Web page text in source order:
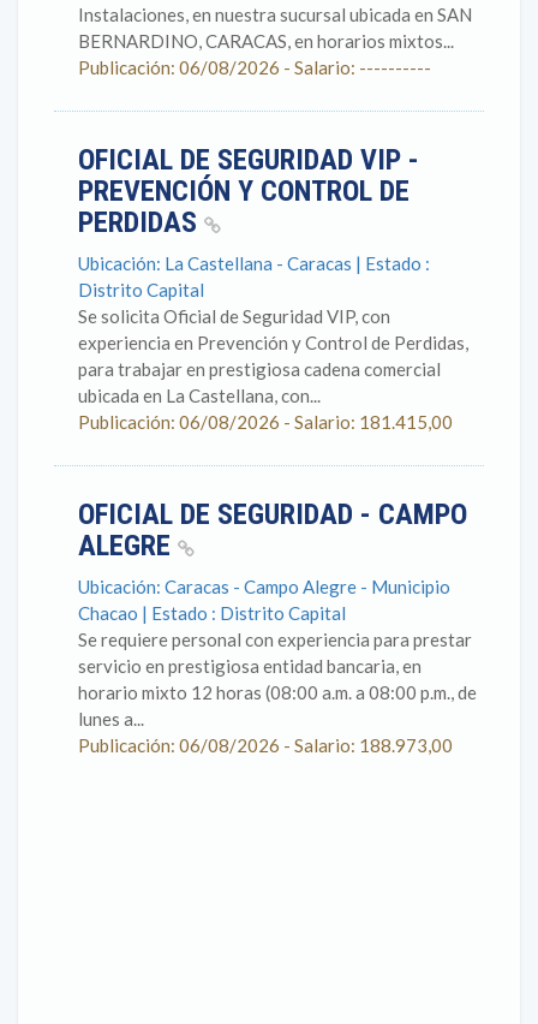
Instalaciones, en nuestra sucursal ubicada en SAN
BERNARDINO, CARACAS, en horarios mixtos...
Publicación: 06/08/2026 - Salario: ----------
OFICIAL DE SEGURIDAD VIP -
PREVENCIÓN Y CONTROL DE
PERDIDAS
Ubicación: La Castellana - Caracas | Estado :
Distrito Capital
Se solicita Oficial de Seguridad VIP, con
experiencia en Prevención y Control de Perdidas,
para trabajar en prestigiosa cadena comercial
ubicada en La Castellana, con...
Publicación: 06/08/2026 - Salario: 181.415,00
OFICIAL DE SEGURIDAD - CAMPO
ALEGRE
Ubicación: Caracas - Campo Alegre - Municipio
Chacao | Estado : Distrito Capital
Se requiere personal con experiencia para prestar
servicio en prestigiosa entidad bancaria, en
horario mixto 12 horas (08:00 a.m. a 08:00 p.m., de
lunes a...
Publicación: 06/08/2026 - Salario: 188.973,00